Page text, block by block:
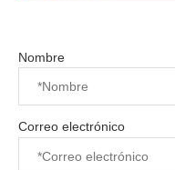
Nombre
Correo electrónico